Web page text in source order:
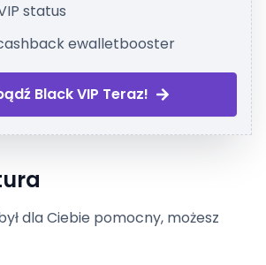
status
ewalletbooster
Black VIP Teraz!
dla Ciebie pomocny, możesz